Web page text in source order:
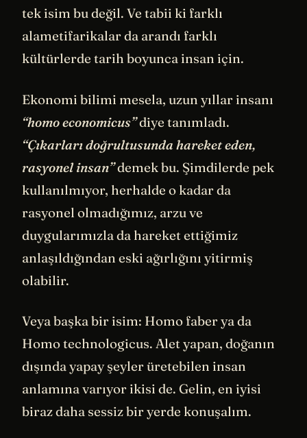
tek isim bu değil. Ve tabii ki farklı
alametifarikalar da arandı farklı
kültürlerde tarih boyunca insan için.
Ekonomi bilimi mesela, uzun yıllar insanı
“homo economicus”diye tanımladı.
“Çıkarları doğrultusunda hareket eden,
rasyonel insan”demek bu. Şimdilerde pek
kullanılmıyor, herhalde o kadar da
rasyonel olmadığımız, arzu ve
duygularımızla da hareket ettiğimiz
anlaşıldığından eski ağırlığını yitirmiş
olabilir.
Veya başka bir isim: Homo faber ya da
Homo technologicus. Alet yapan, doğanın
dışında yapay şeyler üretebilen insan
anlamına varıyor ikisi de. Gelin, en iyisi
biraz daha sessiz bir yerde konuşalım.